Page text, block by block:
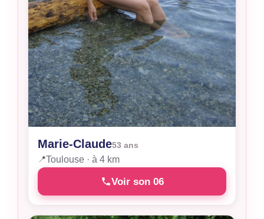
Marie-Claude53 ans
📍Toulouse · à 4 km
Voir son 06